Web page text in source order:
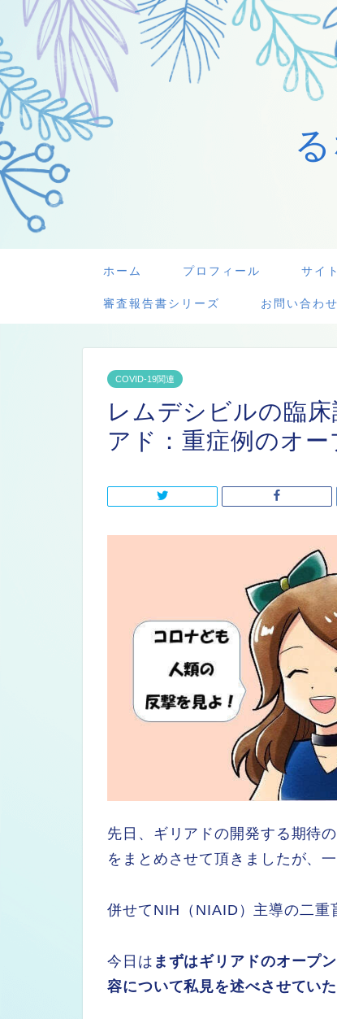
ホーム プロフィール サイ
審査報告書シリーズ お問い合わせ
COVID-19関連
レムデシビルの臨
アド：重症例のオー
先日、ギリアドの開発する期待
をまとめさせて頂きましたが、
併せてNIH（NIAID）主導の二重
今日は まずはギリアドのオープ
容について私見を述べさせてい